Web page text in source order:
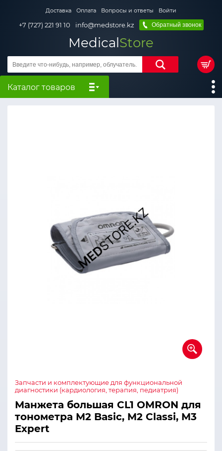
Доставка Оплата Вопросы и ответы Войти
+7 (727) 221 91 10 info@medstore.kz Обратный звонок
MedicalStore
Каталог товаров
Запчасти и комплектующие для функциональной
диагностики (кардиология, терапия, педиатрия)
Манжета большая CL1 OMRON для
тонометра M2 Basic, M2 Classi, M3
Expert